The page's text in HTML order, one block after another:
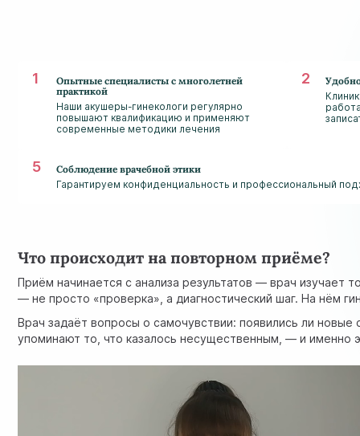
Опытные специалисты с многолетней
практикой
Наши акушеры-гинекологи регулярно
повышают квалификацию и применяют
современные методики лечения
Соблюдение врачебной этики
Гарантируем конфиденциальность и профессиональный
Что происходит на повторном приёме?
Приём начинается с анализа результатов — врач
— не просто «проверка», а диагностический шаг. На нём
Врач задаёт вопросы о самочувствии: появились ли
упоминают то, что казалось несущественным, — и именно